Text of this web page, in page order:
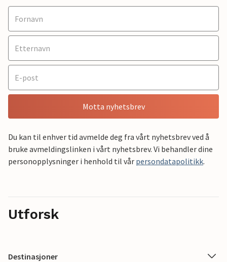
Motta nyhetsbrev
Du kan til enhver tid avmelde deg fra vårt nyhetsbrev ved å
bruke avmeldingslinken i vårt nyhetsbrev. Vi behandler dine
personopplysninger i henhold til vår persondatapolitikk.
Utforsk
Destinasjoner